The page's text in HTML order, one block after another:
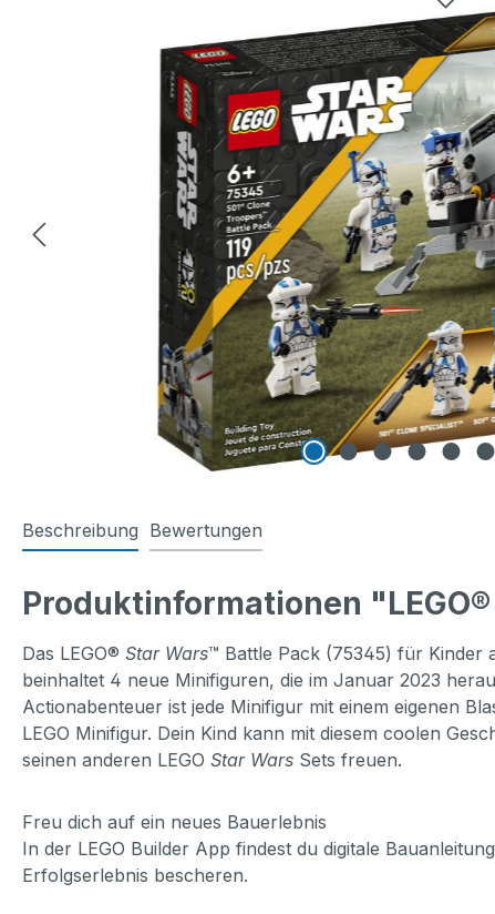
Beschreibung Bewertungen
Produktinformationen
Das LEGO® Star Wars™ Battle Pack (75345) für Kinder
beinhaltet 4 neue Minifiguren, die im Januar 2023
Actionabenteuer ist jede Minifigur mit einem eigenen
LEGO Minifigur. Dein Kind kann mit diesem coolen
seinen anderen LEGO Star Wars Sets freuen.
Freu dich auf ein neues Bauerlebnis
In der LEGO Builder App findest du digitale
Erfolgserlebnis bescheren.